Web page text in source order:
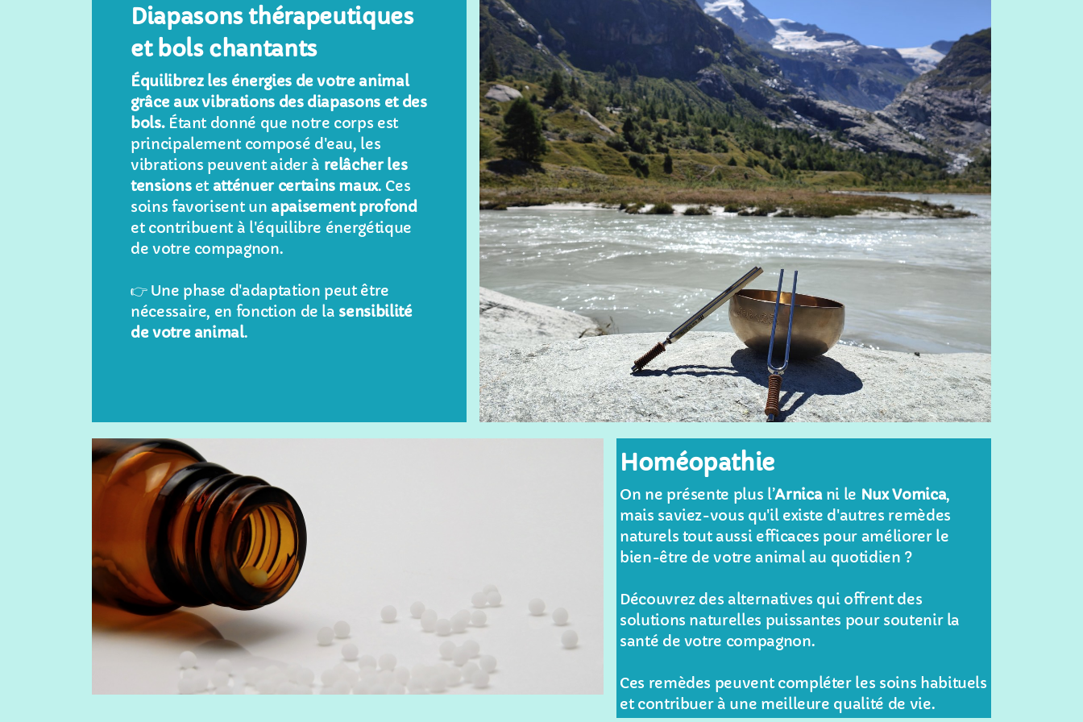
Diapasons thérapeutiques
et bols chantants
Équilibrez les énergies de votre animal
grâce aux vibrations des diapasons et des
bols.Étant donné que notre corps est
principalement composé d'eau, les
vibrations peuvent aider à relâcher les
tensionsetatténuer certains maux. Ces
soins favorisent un apaisement profond
et contribuent à l'équilibre énergétique
de votre compagnon.
👉️ Une phase d'adaptation peut être
nécessaire, en fonction de la sensibilité
de votre animal.
Homéopathie
On ne présente plus l’Arnica ni le Nux Vomica,
mais saviez-vous qu'il existe d'autres remèdes
naturels tout aussi efficaces pour améliorer le
bien-être de votre animal au quotidien ?
Découvrez des alternatives qui offrent des
solutions naturelles puissantes pour soutenir la
santé de votre compagnon.
Ces remèdes peuvent compléter les soins habituels
et contribuer à une meilleure qualité de vie.